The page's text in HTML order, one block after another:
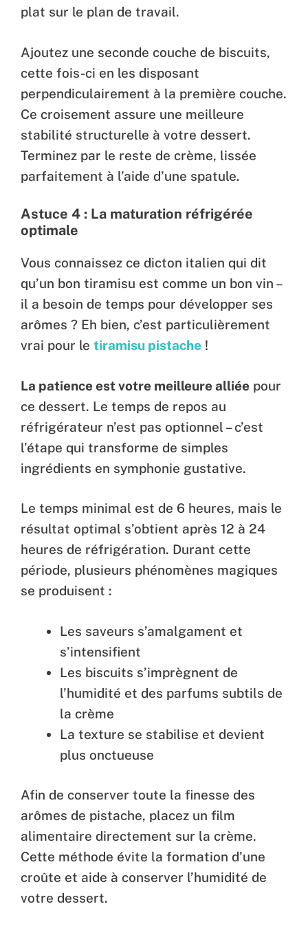
plat sur le plan de travail.
Ajoutez une seconde couche de biscuits,
cette fois-ci en les disposant
perpendiculairement à la première couche.
Ce croisement assure une meilleure
stabilité structurelle à votre dessert.
Terminez par le reste de crème, lissée
parfaitement à l’aide d’une spatule.
Astuce 4 : La maturation réfrigérée
optimale
Vous connaissez ce dicton italien qui dit
qu’un bon tiramisu est comme un bon vin –
il a besoin de temps pour développer ses
arômes ? Eh bien, c’est particulièrement
vrai pour le tiramisu pistache !
La patience est votre meilleure alliée pour
ce dessert. Le temps de repos au
réfrigérateur n’est pas optionnel – c’est
l’étape qui transforme de simples
ingrédients en symphonie gustative.
Le temps minimal est de 6 heures, mais le
résultat optimal s’obtient après 12 à 24
heures de réfrigération. Durant cette
période, plusieurs phénomènes magiques
se produisent :
Les saveurs s’amalgament et
s’intensifient
Les biscuits s’imprègnent de
l’humidité et des parfums subtils de
la crème
La texture se stabilise et devient
plus onctueuse
Afin de conserver toute la finesse des
arômes de pistache, placez un film
alimentaire directement sur la crème.
Cette méthode évite la formation d’une
croûte et aide à conserver l’humidité de
votre dessert.